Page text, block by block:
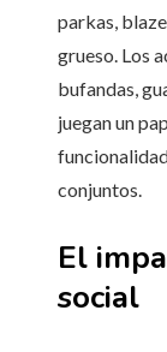
parkas,
grueso. Los
bufandas,
juegan un
conjuntos.
El
social